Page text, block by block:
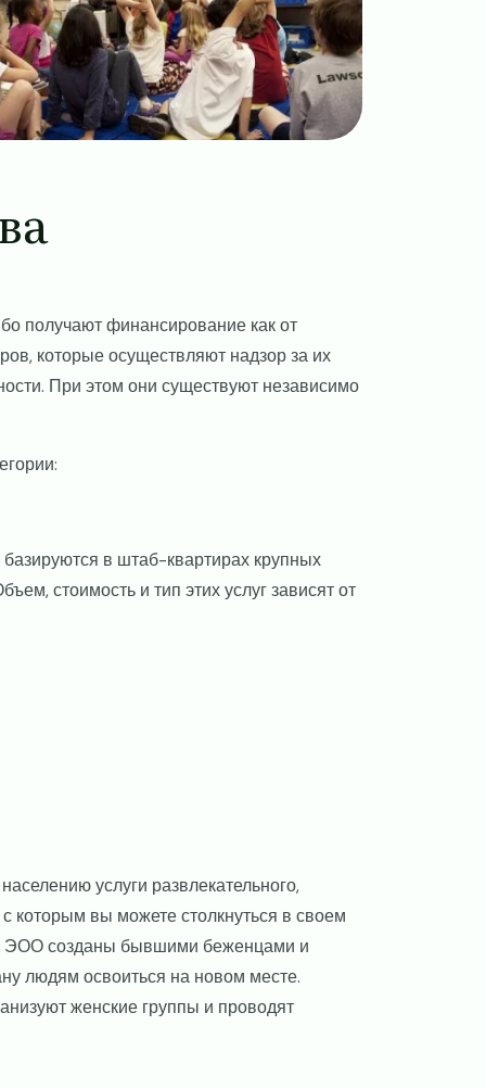
получают финансирование как от
которые осуществляют надзор за их
При этом они существуют независимо
в штаб-квартирах крупных
стоимость и тип этих услуг зависят от
услуги развлекательного,
которым вы можете столкнуться в своем
ЭОО созданы бывшими беженцами и
людям освоиться на новом месте.
женские группы и проводят